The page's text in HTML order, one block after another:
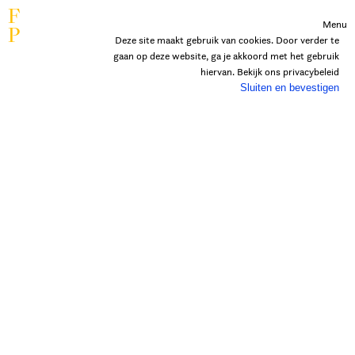
Deze site maakt gebruik van cookies. Door verder te
gaan op deze website, ga je akkoord met het gebruik
hiervan. Bekijk ons privacybeleid
Sluiten en bevestigen
F
P Menu